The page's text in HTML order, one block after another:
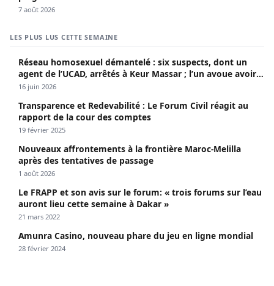
7 août 2026
LES PLUS LUS CETTE SEMAINE
Réseau homosexuel démantelé : six suspects, dont un
agent de l’UCAD, arrêtés à Keur Massar ; l’un avoue avoir
propagé le VIH depuis 2018
16 juin 2026
Transparence et Redevabilité : Le Forum Civil réagit au
rapport de la cour des comptes
19 février 2025
Nouveaux affrontements à la frontière Maroc-Melilla
après des tentatives de passage
1 août 2026
Le FRAPP et son avis sur le forum: « trois forums sur l’eau
auront lieu cette semaine à Dakar »
21 mars 2022
Amunra Casino, nouveau phare du jeu en ligne mondial
28 février 2024